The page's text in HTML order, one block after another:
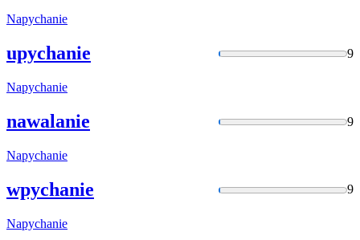
Napychanie
upychanie 9
Napychanie
nawalanie 9
Napychanie
wpychanie 9
Napychanie